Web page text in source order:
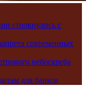
столкнулись с
современных
небоскреба
для банков